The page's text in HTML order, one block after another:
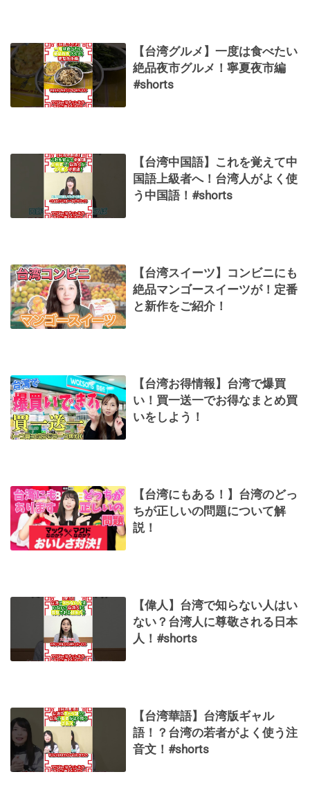
【台湾グルメ】一度は食べたい
絶品夜市グルメ！寧夏夜市編
#shorts
【台湾中国語】これを覚えて中
国語上級者へ！台湾人がよく使
う中国語！#shorts
【台湾スイーツ】コンビニにも
絶品マンゴースイーツが！定番
と新作をご紹介！
【台湾お得情報】台湾で爆買
い！買一送一でお得なまとめ買
いをしよう！
【台湾にもある！】台湾のどっ
ちが正しいの問題について解
説！
【偉人】台湾で知らない人はい
ない？台湾人に尊敬される日本
人！#shorts
【台湾華語】台湾版ギャル
語！？台湾の若者がよく使う注
音文！#shorts